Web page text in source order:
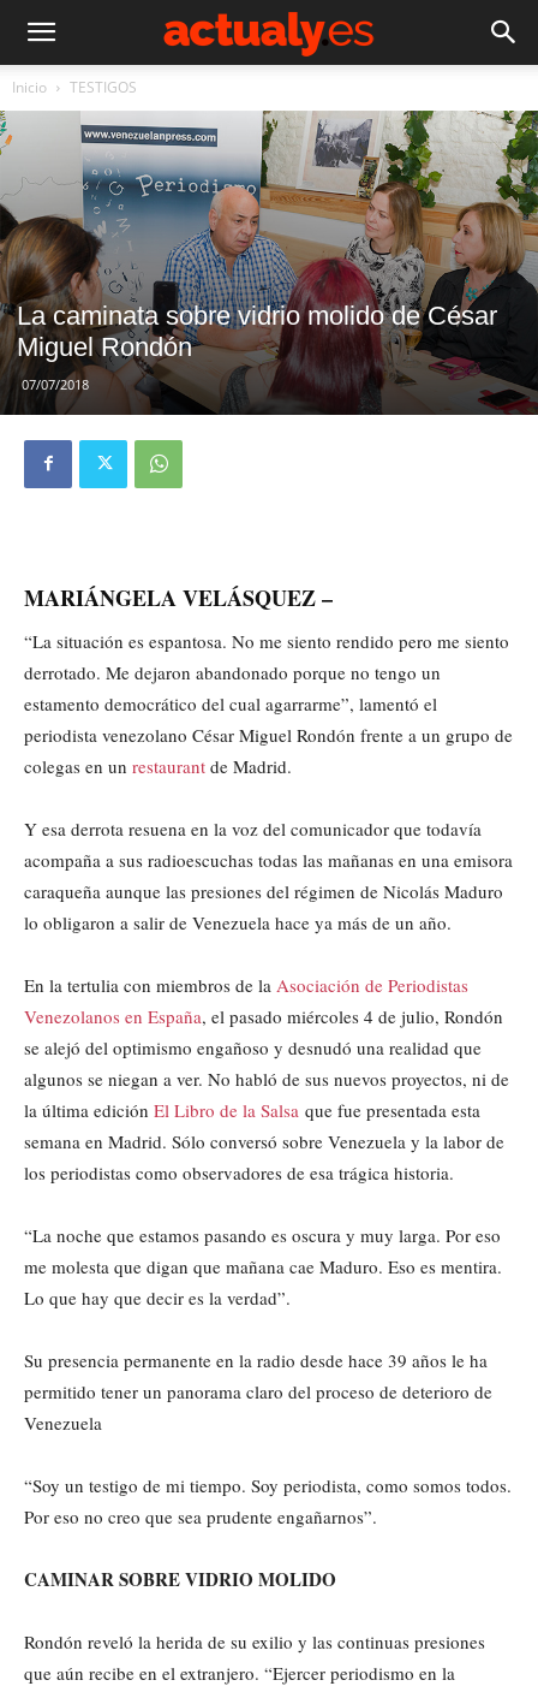
Inicio TESTIGOS
La caminata sobre vidrio molido de César
Miguel Rondón
07/07/2018
MARIÁNGELA VELÁSQUEZ –
“La situación es espantosa. No me siento rendido pero me siento
derrotado. Me dejaron abandonado porque no tengo un
estamento democrático del cual agarrarme”, lamentó el
periodista venezolano César Miguel Rondón frente a un grupo de
colegas en un restaurant de Madrid.
Y esa derrota resuena en la voz del comunicador que todavía
acompaña a sus radioescuchas todas las mañanas en una emisora
caraqueña aunque las presiones del régimen de Nicolás Maduro
lo obligaron a salir de Venezuela hace ya más de un año.
En la tertulia con miembros de la Asociación de Periodistas
Venezolanos en España, el pasado miércoles 4 de julio, Rondón
se alejó del optimismo engañoso y desnudó una realidad que
algunos se niegan a ver. No habló de sus nuevos proyectos, ni de
la última edición El Libro de la Salsa que fue presentada esta
semana en Madrid. Sólo conversó sobre Venezuela y la labor de
los periodistas como observadores de esa trágica historia.
“La noche que estamos pasando es oscura y muy larga. Por eso
me molesta que digan que mañana cae Maduro. Eso es mentira.
Lo que hay que decir es la verdad”.
Su presencia permanente en la radio desde hace 39 años le ha
permitido tener un panorama claro del proceso de deterioro de
Venezuela
“Soy un testigo de mi tiempo. Soy periodista, como somos todos.
Por eso no creo que sea prudente engañarnos”.
CAMINAR SOBRE VIDRIO MOLIDO
Rondón reveló la herida de su exilio y las continuas presiones
que aún recibe en el extranjero. “Ejercer periodismo en la